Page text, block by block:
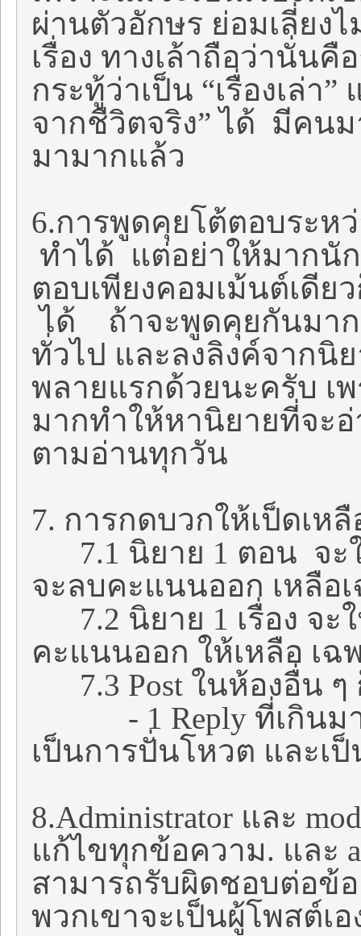
ผ่านตัวอักษร ย่อมเลี่ยง
เรื่อง ทางเล้าถือว่านั่นคื
กระทู้ว่าเป็น “เรื่องเล่า
จากชีวิตจริง” ได้ มีคนม
มามากแล้ว
6.การพูดคุยโต้ตอบระห
ทำได้ แต่อย่าให้มากนั
ตอบเพียงคอมเม้นต์เดีย
ได้ ถ้าจะพูดคุยกันมาก
ทั่วไป และลงลิงค์จากนิ
พลายแรกด้วยนะครับ
มากทำให้หานิยายที่จะ
ตามอ่านทุกวัน
7. การกดบวกให้เป็ดเหลื
7.1 นิยาย 1 ตอน จะใ
จะลบคะแนนออก เหลือ
7.2 นิยาย 1 เรื่อง จะใ
คะแนนออก ให้เหลือ เ
7.3 Post ในห้องอื่น ๆ
- 1 Reply ที่เกินมา
เป็นการปั่นโหวต และเ
8.Administrator และ
แก้ไขทุกข้อความ. และ
สามารถรับผิดชอบต่อข้
พวกเขาจะเป็นผู้โพสต์เอ